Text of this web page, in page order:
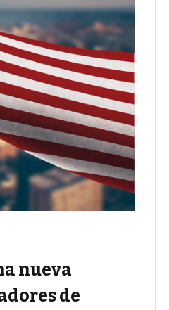
nueva
de